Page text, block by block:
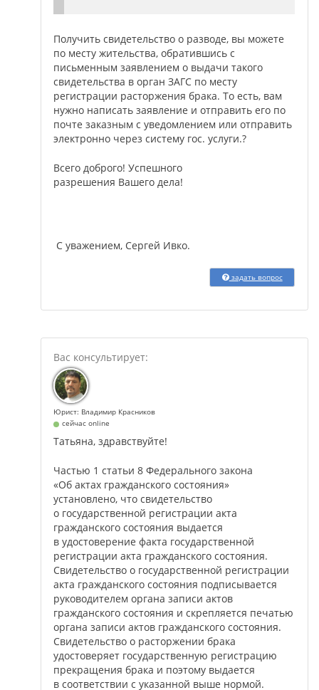
Получить свидетельство о разводе, вы можете
по месту жительства, обратившись с
письменным заявлением о выдачи такого
свидетельства в орган ЗАГС по месту
регистрации расторжения брака. То есть, вам
нужно написать заявление и отправить его по
почте заказным с уведомлением или отправить
электронно через систему гос. услуги.?
Всего доброго! Успешного
разрешения Вашего дела!
С уважением, Сергей Ивко.
задать вопрос
Юрист: Владимир Красников
сейчас online
Татьяна, здравствуйте!
Частью 1 статьи 8 Федерального закона
«Об актах гражданского состояния»
установлено, что свидетельство
о государственной регистрации акта
гражданского состояния выдается
в удостоверение факта государственной
регистрации акта гражданского состояния.
Свидетельство о государственной регистрации
акта гражданского состояния подписывается
руководителем органа записи актов
гражданского состояния и скрепляется печатью
органа записи актов гражданского состояния.
Свидетельство о расторжении брака
удостоверяет государственную регистрацию
прекращения брака и поэтому выдается
в соответствии с указанной выше нормой.